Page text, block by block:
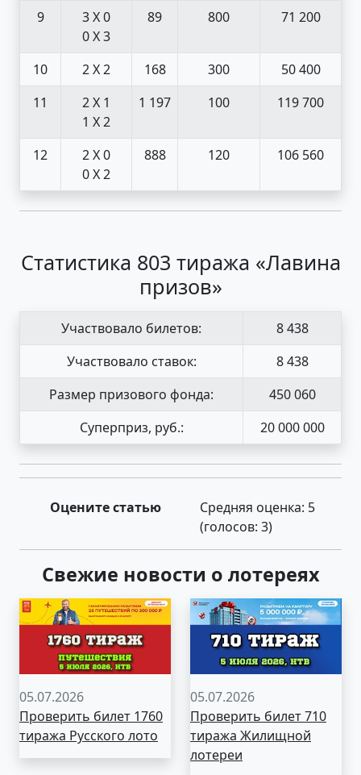
9
3 X 0
0 X 3
89 800 71 200
10 2 X 2 168 300
50 400
11
2 X 1
1 X 2
1 197 100 119 700
12
2 X 0
0 X 2
888 120 106 560
Статистика 803 тиража «Лавина
призов»
Участвовало билетов:
8 438
Участвовало ставок:
8 438
Размер призового фонда:
450 060
Суперприз, руб.:
20 000 000
Оцените статью Средняя оценка: 5
(голосов: 3)
Свежие новости о лотереях
05.07.2026
Проверить билет 1760
тиража Русского лото
05.07.2026
Проверить билет 710
тиража Жилищной
лотереи